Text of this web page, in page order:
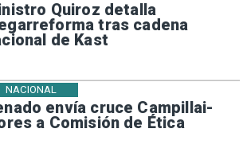
Quiroz detalla
tras cadena
de Kast
envía cruce Campillai-
a Comisión de Ética
NACIONAL